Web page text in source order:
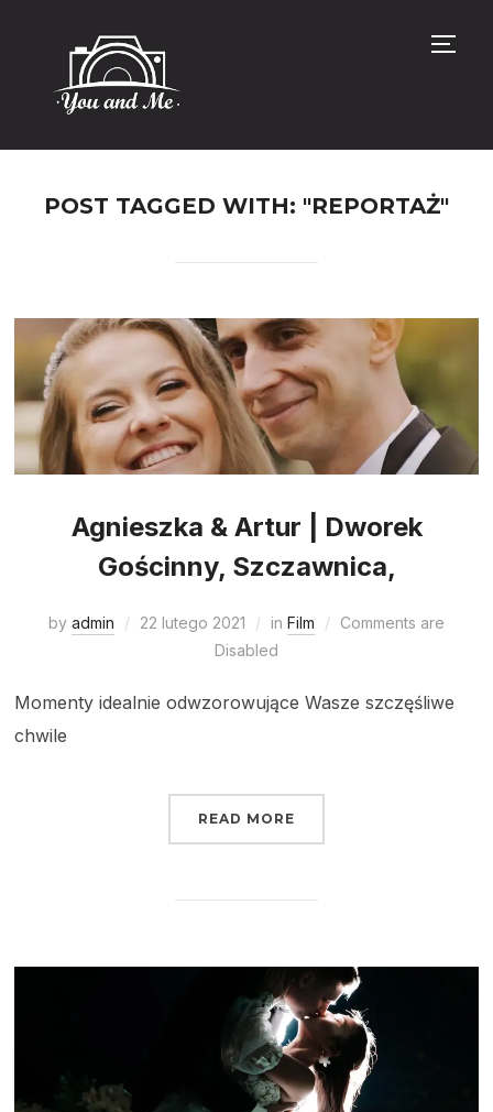
POST TAGGED WITH: "REPORTAŻ"
Agnieszka & Artur | Dworek
Gościnny, Szczawnica,
by admin 22 lutego 2021 in Film
Comments are
Disabled
Momenty idealnie odwzorowujące Wasze szczęśliwe
chwile
READ MORE